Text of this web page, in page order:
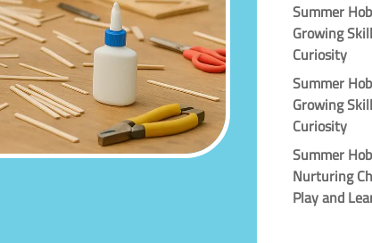
Summer
Growing
Curiosity
Summer
Growing
Curiosity
Summer
Nurturing
Play and